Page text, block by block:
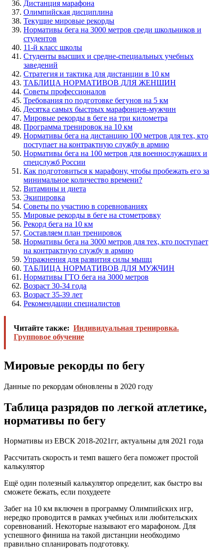
Дистанция марафона
Олимпийская дисциплина
Текущие мировые рекорды
Нормативы бега на 3000 метров среди школьников и
студентов
11-й класс школы
Студенты высших и средне-специальных учебных
заведений
Стратегия и тактика для дистанции в 10 км
ТАБЛИЦА НОРМАТИВОВ ДЛЯ ЖЕНЩИН
Советы профессионалов
Требования по подготовке бегунов на 5 км
Десятка самых быстрых марафонцев-мужчин
Мировые рекорды в беге на три километра
Программа тренировок на 10 км
Нормативы бега на дистанцию 100 метров для тех, кто
поступает на контрактную службу в армию
Нормативы бега на 100 метров для военнослужащих и
спецслужб России
Как подготовиться к марафону, чтобы пробежать его за
минимальное количество времени?
Витамины и диета
Экипировка
Советы по участию в соревнованиях
Мировые рекорды в беге на стометровку
Рекорд бега на 10 км
Составляем план тренировок
Нормативы бега на 3000 метров для тех, кто поступает
на контрактную службу в армию
Упражнения для развития силы мышц
ТАБЛИЦА НОРМАТИВОВ ДЛЯ МУЖЧИН
Нормативы ГТО бега на 3000 метров
Возраст 30-34 года
Возраст 35-39 лет
Рекомендации специалистов
Читайте также: Индивидуальная тренировка.
Групповое обучение
Мировые рекорды по бегу
Данные по рекордам обновлены в 2020 году
Таблица разрядов по легкой атлетике,
нормативы по бегу
Нормативы из ЕВСК 2018-2021гг, актуальны для 2021 года
Рассчитать скорость и темп вашего бега поможет простой
калькулятор
Ещё один полезный калькулятор определит, как быстро вы
сможете бежать, если похудеете
Забег на 10 км включен в программу Олимпийских игр,
нередко проводится в рамках учебных или любительских
соревнований. Некоторые называют его марафоном. Для
успешного финиша на такой дистанции необходимо
правильно спланировать подготовку.